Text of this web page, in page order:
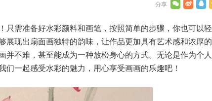
需准备好水彩颜料和画笔，按照简单的步骤，你也可以轻
现出扇面画独特的韵味，让作品更加具有艺术感和浓厚的
不难，甚至能成为一种放松身心的方式。无论是作为个人
一起感受水彩的魅力，用心享受画画的乐趣吧！